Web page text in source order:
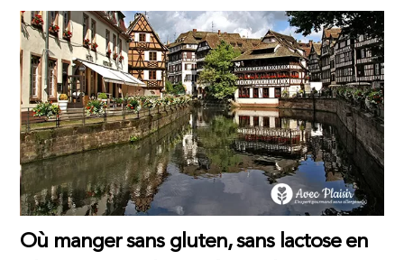
Où manger sans gluten, sans lactose en